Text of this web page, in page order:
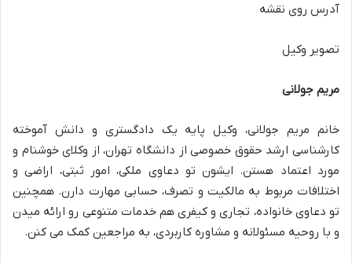
آدرس روی نقشه
تصویر وکیل
مریم جولانی
خانم مریم جولانی، وکیل پایه یک دادگستری و دانش آموخته
کارشناسی ارشد حقوق خصوصی از دانشگاه تهران، از وکلای خوشنام و
مورد اعتماد هستن. ایشون تو دعاوی ملکی، امور ثبتی، اراضی و
اختلافات مربوط به مالکیت و تصرف، حسابی مهارت دارن. همچنین
تو دعاوی خانواده، تجاری و کیفری هم خدمات متنوعی رو ارائه میدن
و با روحیه مسئولانه و مشاوره کاربردی، به مراجعین کمک می کنن.